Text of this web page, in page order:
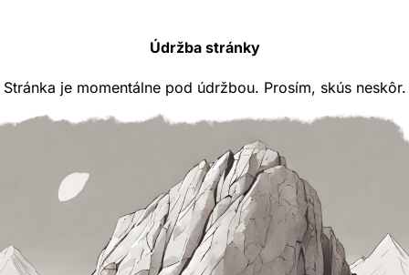
Údržba stránky
Stránka je momentálne pod údržbou. Prosím, skús neskôr.